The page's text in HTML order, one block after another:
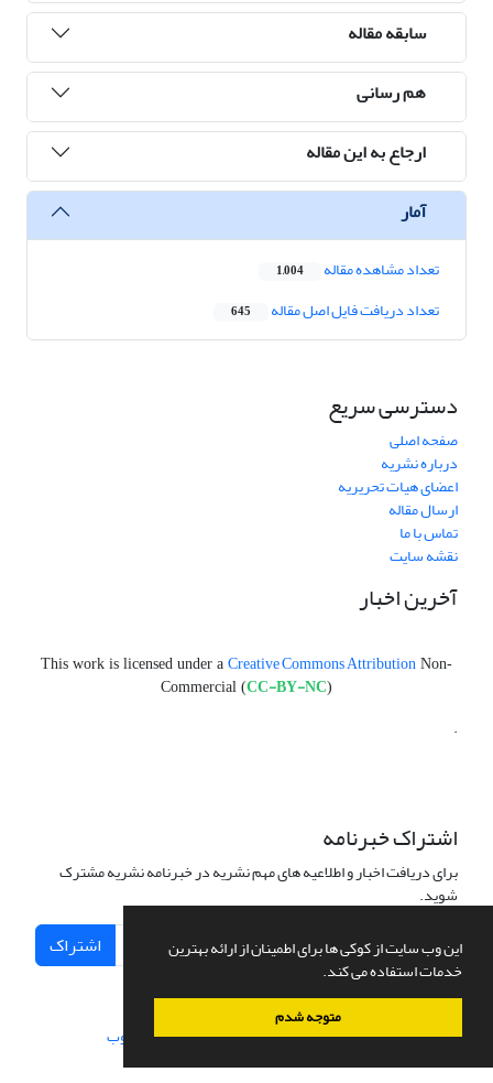
این وب سایت از کوکی ها برای اطمینان از ارائه بهترین
خدمات استفاده می کند.
متوجه شدم
سابقه مقاله
هم رسانی
ارجاع به این مقاله
آمار
تعداد مشاهده مقاله 1,004
تعداد دریافت فایل اصل مقاله 645
دسترسی سریع
صفحه اصلی
درباره نشریه
اعضای هیات تحریریه
ارسال مقاله
تماس با ما
نقشه سایت
آخرین اخبار
This work is licensed under a Creative Commons Attribution Non-
Commercial (CC-BY-NC)
.
اشتراک خبرنامه
برای دریافت اخبار و اطلاعیه های مهم نشریه در خبرنامه نشریه مشترک
شوید.
اشتراک
سامانه مدیریت نشریات علمی.طراحی و پیاده سازی از سیناوب